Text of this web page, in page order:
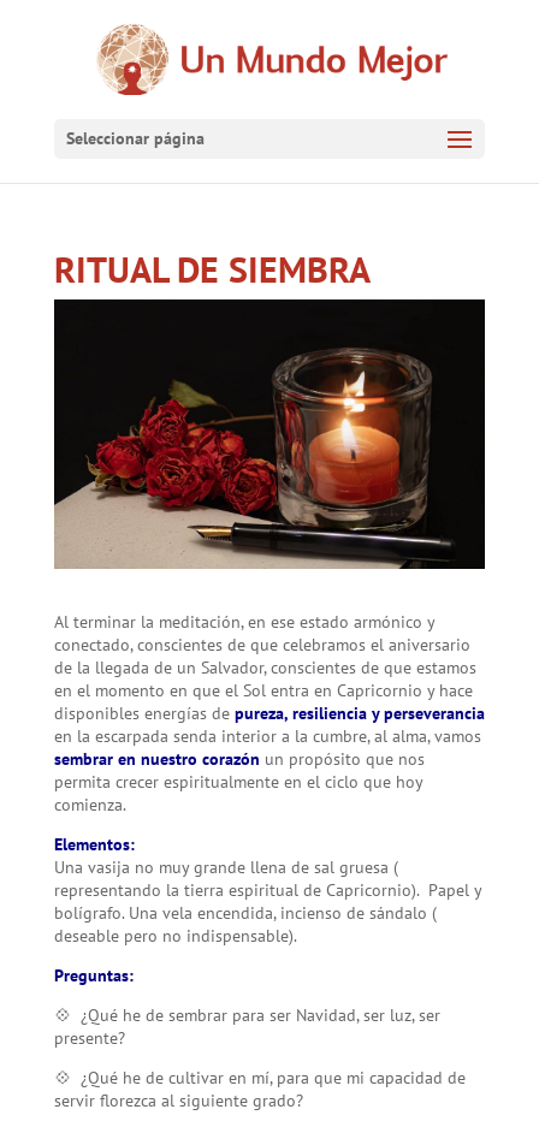
Seleccionar página
RITUAL DE SIEMBRA
Al terminar la meditación, en ese estado armónico y
conectado, conscientes de que celebramos el aniversario
de la llegada de un Salvador, conscientes de que estamos
en el momento en que el Sol entra en Capricornio y hace
disponibles energías de pureza, resiliencia y perseverancia
en la escarpada senda interior a la cumbre, al alma, vamos
sembrar en nuestro corazón un propósito que nos
permita crecer espiritualmente en el ciclo que hoy
comienza.
Elementos:
Una vasija no muy grande llena de sal gruesa (
representando la tierra espiritual de Capricornio). Papel y
bolígrafo. Una vela encendida, incienso de sándalo (
deseable pero no indispensable).
Preguntas:
💠 ¿Qué he de sembrar para ser Navidad, ser luz, ser
presente?
💠 ¿Qué he de cultivar en mí, para que mi capacidad de
servir florezca al siguiente grado?